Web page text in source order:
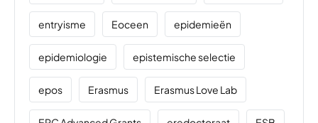
entryisme Eoceen epidemieën
epidemiologie epistemische selectie
epos Erasmus Erasmus Love Lab